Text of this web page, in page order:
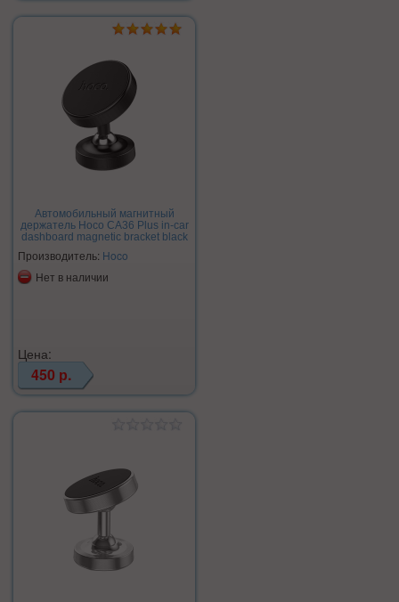
Автомобильный магнитный
держатель Hoco CA36 Plus in-car
dashboard magnetic bracket black
Производитель: Hoco
Нет в наличии
Цена:
450 р.